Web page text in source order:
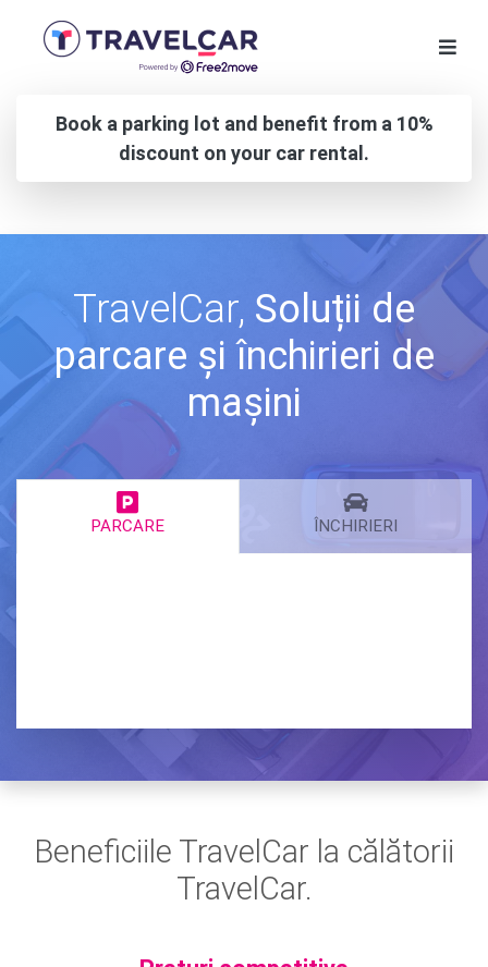
Book a parking lot and benefit from a 10%
discount on your car rental.
TravelCar, Soluții de
parcare și închirieri de
mașini
PARCARE ÎNCHIRIERI
Beneficiile TravelCar la călătorii
TravelCar.